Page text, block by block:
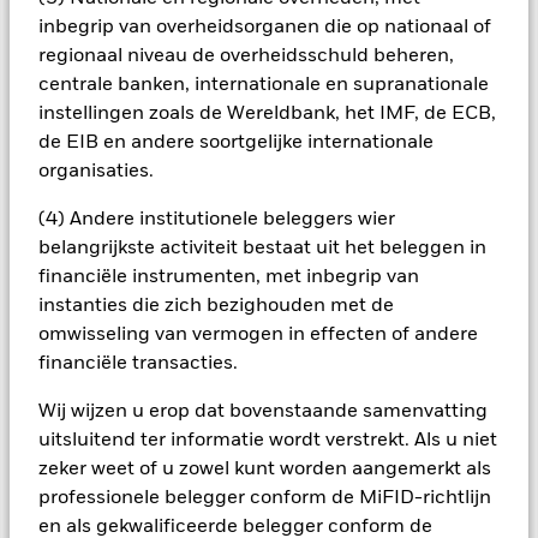
inbegrip van overheidsorganen die op nationaal of
regionaal niveau de overheidsschuld beheren,
centrale banken, internationale en supranationale
instellingen zoals de Wereldbank, het IMF, de ECB,
de EIB en andere soortgelijke internationale
organisaties.
(4) Andere institutionele beleggers wier
belangrijkste activiteit bestaat uit het beleggen in
financiële instrumenten, met inbegrip van
instanties die zich bezighouden met de
omwisseling van vermogen in effecten of andere
financiële transacties.
Wij wijzen u erop dat bovenstaande samenvatting
uitsluitend ter informatie wordt verstrekt. Als u niet
zeker weet of u zowel kunt worden aangemerkt als
professionele belegger conform de MiFID-richtlijn
en als gekwalificeerde belegger conform de
potentieel besmettingsrisico (ook bekend als spill-over) voor
andere aandelenklassen in het fonds betekenen. De
beheermaatschappij van het fonds waarborgt dat er
geschikte procedures worden gebruikt om het
besmettingsrisico voor andere aandelenklassen te
minimaliseren. Via het uitklapvakje direct onder de naam van
het fonds, kunt u een lijst van alle aandelenklassen in het
aangegeven door het woord 'Hedged' in de naam van de
aandelenklasse. Daarnaast is een volledige lijst van alle
aandelenklassen met valutahedging op aanvraag
verkrijgbaar bij de beheermaatschappij van het fonds.
In de mate waarin het Fonds effecten uitleent om zijn kosten
te reduceren, ontvangt het Fonds 62,5% van de hiermee
goede aan BlackRock als effectenuitleenagent. Aangezien de
verdeling van opbrengsten uit effectenleningen de
exploitatiekosten van het Fonds niet verhoogt, is deze niet in
de lopende kosten opgenomen.